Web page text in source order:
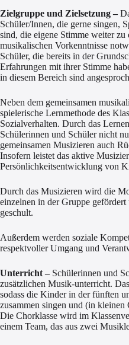
Zielgruppe und Zielsetzung –
Schüler/Innen, die gerne singen,
sind, die eigene Stimme weiter
musikalischen Vorkenntnisse
Schüler, die bereits in der
Erfahrungen mit ihrer Stimme
in diesem Bereich sind
Neben dem gemeinsamen
spielerische Lernmethode des
Sozialverhalten. Durch das
Schülerinnen und Schüler nicht
gemeinsamen Musizieren auch
Insofern leistet das aktive
Persönlichkeitsentwicklung von
Durch das Musizieren wird die
einzelnen in der Gruppe
geschult.
Außerdem werden soziale
respektvoller Umgang und
Unterricht – Schülerinnen und
zusätzlichen Musik-unterricht.
sodass die Kinder in der fünften
zusammen singen und (in
Die Chorklasse wird im
einem Team, das aus zwei